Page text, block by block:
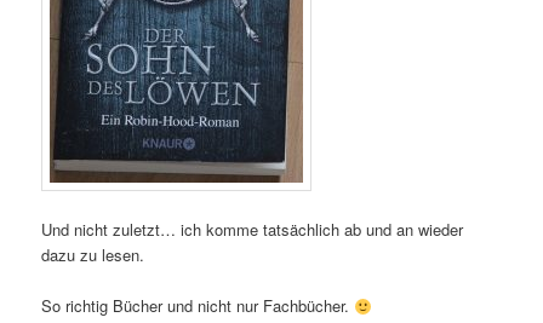
Und nicht zuletzt… ich komme tatsächlich ab und an wieder
dazu zu lesen.
So richtig Bücher und nicht nur Fachbücher.